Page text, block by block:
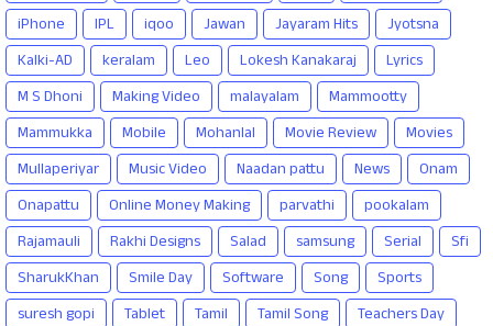
iPhone
IPL iqoo Jawan Jayaram Hits
Jyotsna
Kalki-AD
keralam Leo Lokesh Kanakaraj
Lyrics
M S Dhoni
Making Video malayalam
Mammootty
Mammukka
Mobile Mohanlal Movie Review
Movies
Mullaperiyar
Music Video Naadan pattu News
Onam
Onapattu
Online Money Making parvathi
pookalam
Rajamauli
Rakhi Designs Salad samsung Serial
Sfi
SharukKhan
Smile Day Software Song
Sports
suresh gopi
Tablet Tamil Tamil Song
Teachers Day